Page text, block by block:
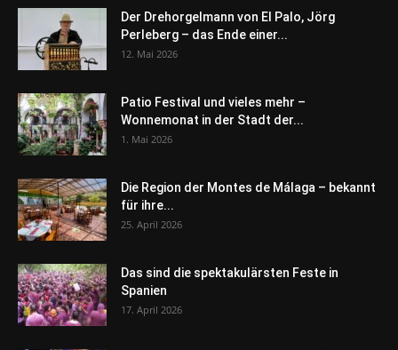
Der Drehorgelmann von El Palo, Jörg
Perleberg – das Ende einer...
12. Mai 2026
Patio Festival und vieles mehr –
Wonnemonat in der Stadt der...
1. Mai 2026
Die Region der Montes de Málaga – bekannt
für ihre...
25. April 2026
Das sind die spektakulärsten Feste in
Spanien
17. April 2026